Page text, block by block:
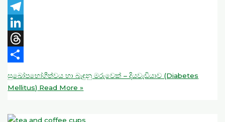
Twitter
Telegram
LinkedIn
Threads
Share
සුඛෝපභෝගීත්වය හා බැඳුනු මරුවෙක් – දියවැඩියාව (Diabetes
Mellitus) Read More »